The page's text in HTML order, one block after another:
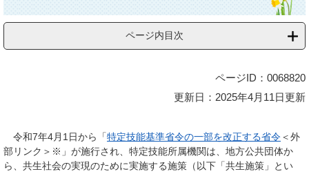
ページ内目次
ページID：0068820
更新日：2025年4月11日更新
令和7年4月1日から「特定技能基準省令の一部を改正する省令＜外
部リンク＞ ※」が施行され、特定技能所属機関は、地方公共団体か
ら、共生社会の実現のために実施する施策（以下「共生施策」とい